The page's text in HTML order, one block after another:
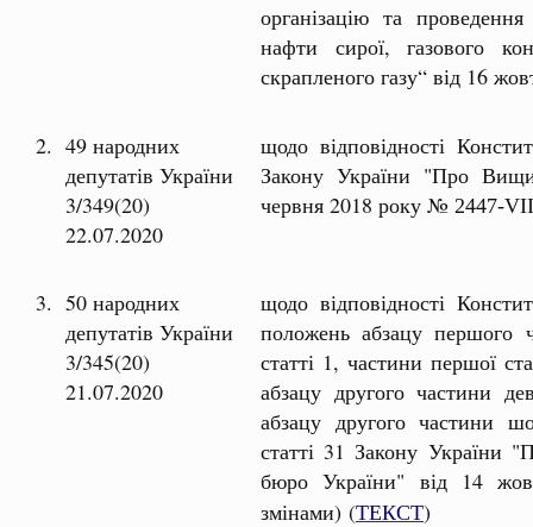
організацію та
нафти сирої, газового
скрапленого газу“ від 16
2. 49 народних
депутатів України
3/349(20)
22.07.2020
щодо відповідності
Закону України "Про
червня 2018 року № 2447-
3. 50 народних
депутатів України
3/345(20)
21.07.2020
щодо відповідності
положень абзацу першого
статті 1, частини першої
абзацу другого частини
абзацу другого частини
статті 31 Закону України
бюро України" від 14
змінами) (ТЕКСТ)